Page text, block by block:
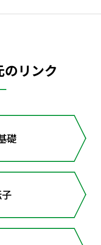
リンク
礎